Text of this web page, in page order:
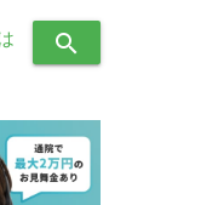
search